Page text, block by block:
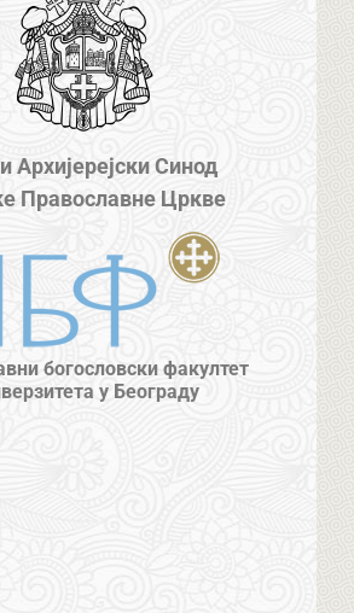
Архијерејски Синод
Православне Цркве
богословски факултет
у Београду